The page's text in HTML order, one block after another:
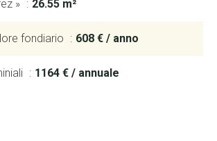
» 26.55 m²
fondiario 608 € / anno
1164 € / annuale